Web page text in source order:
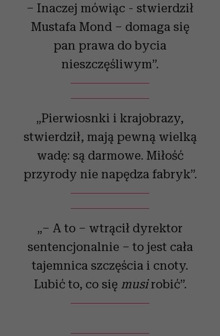
– Inaczej mówiąc - stwierdził
Mustafa Mond – domaga się
pan prawa do bycia
nieszczęśliwym”.
„Pierwiosnki i krajobrazy,
stwierdził, mają pewną wielką
wadę: są darmowe. Miłość
przyrody nie napędza fabryk”.
„– A to – wtrącił dyrektor
sentencjonalnie – to jest cała
tajemnica szczęścia i cnoty.
Lubić to, co się musirobić”.